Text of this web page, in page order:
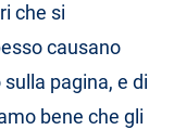
che si
causano
pagina, e di
bene che gli